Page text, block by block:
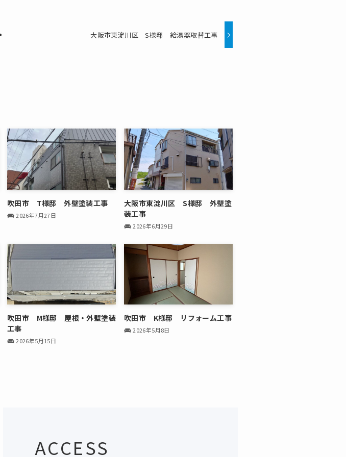
大阪市東淀川区 S様邸 給湯器取替工事
吹田市 T様邸 外壁塗装工事
2026年7月27日
大阪市東淀川区 S様邸 外壁塗
装工事
2026年6月29日
吹田市 M様邸 屋根・外壁塗装
工事
2026年5月15日
吹田市 K様邸 リフォーム工事
2026年5月8日
ACCESS